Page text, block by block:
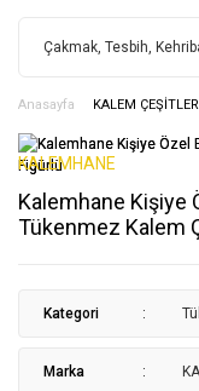
Anasayfa KALEM
KALEMHANE
Kalemhane Kişiye
Tükenmez Kalem
Kategori
Marka